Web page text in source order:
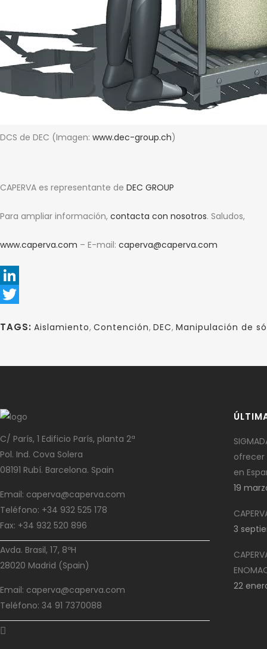
DCS de DEC (Imagen: www.dec-group.ch)
CAPERVA es representante de DEC GROUP
Para ampliar información, contacta con nosotros. Saludos,
www.caperva.com – E-mail: caperva@caperva.com
LinkedIn
TAGS: Aislamiento, Contención, DEC, Manipulación de
C/ París, 1 Edificio París, planta 2ª
Pol. Ind. Cova Solera
08191 Rubí. Barcelona. Spain
Email: caperva@caperva.com
Teléfono: +34 932 525 178
Fax: +34 932 520 896
Avda. Brasil, 17, 8ºH
28020 Madrid (Spain)
Email: caperva@caperva.com
Teléfono: 34 91 7370088
ofrecer
en
19
3
22